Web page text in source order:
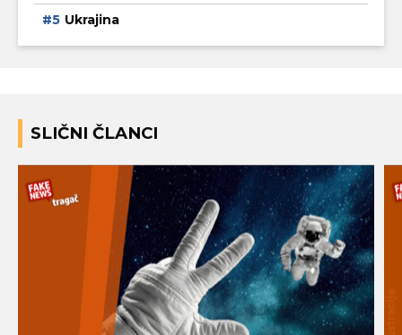
Ukrajina
SLIČNI ČLANCI